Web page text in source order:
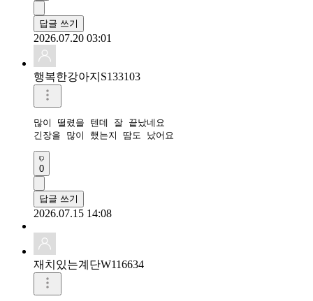
답글 쓰기
2026.07.20 03:01
행복한강아지S133103
많이 떨렸을 텐데 잘 끝났네요
긴장을 많이 했는지 땀도 났어요
0
답글 쓰기
2026.07.15 14:08
재치있는계단W116634